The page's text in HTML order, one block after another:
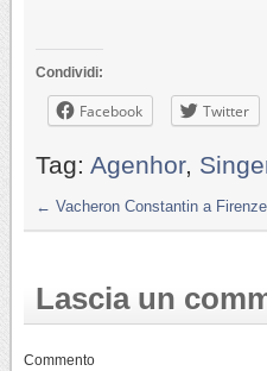
Condividi:
Facebook Twitter
Tag: Agenhor,
← Vacheron Constantin a Firenze
Lascia un
Commento